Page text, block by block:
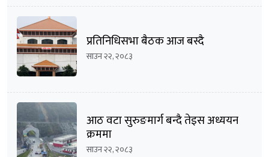
प्रतिनिधिसभा बैठक आज बस्दै
साउन २२, २०८३
आठ वटा सुरुङमार्ग बन्दै तेइस अध्ययन
क्रममा
साउन २२, २०८३